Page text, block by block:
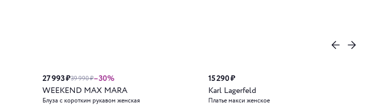
27 993 ₽39 990 ₽–30%
WEEKEND MAX MARA
Блуза с коротким рукавом женская
15 290 ₽
Karl Lagerfeld
Платье макси женское